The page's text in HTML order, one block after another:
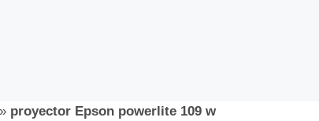
» proyector Epson powerlite 109 w